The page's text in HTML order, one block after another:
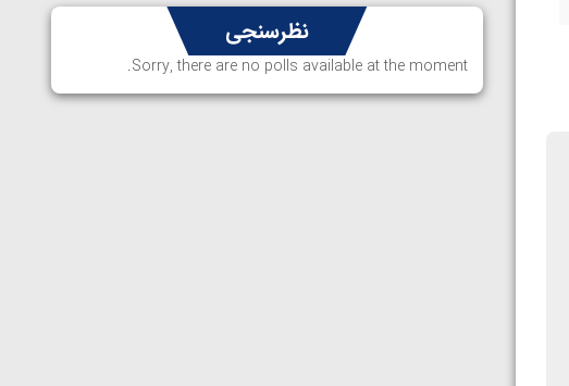
نظرسنجی
Sorry, there are no polls available at the moment.